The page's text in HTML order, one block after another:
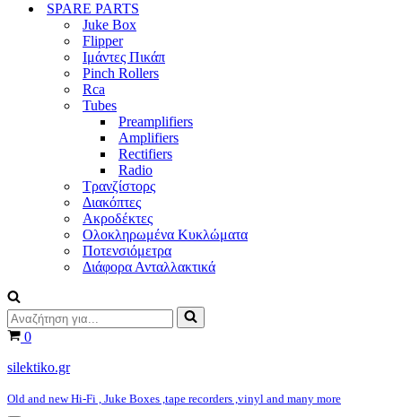
SPARE PARTS
Juke Box
Flipper
Ιμάντες Πικάπ
Pinch Rollers
Rca
Tubes
Preamplifiers
Amplifiers
Rectifiers
Radio
Τρανζίστορς
Διακόπτες
Ακροδέκτες
Ολοκληρωμένα Κυκλώματα
Ποτενσιόμετρα
Διάφορα Ανταλλακτικά
Αναζήτηση
για...Καλάθι
0
silektiko.gr
Old and new Hi-Fi , Juke Boxes ,tape recorders ,vinyl and many more